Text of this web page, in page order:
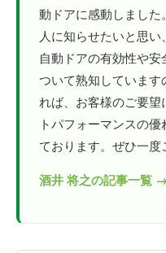
動ドアに感動しまし
人に知らせたいと思
自動ドアの有効性や
ついて熟知していま
れば、お客様のご要
トパフォーマンスの
ております。ぜひ一度
酒井 将之の記事一覧 →